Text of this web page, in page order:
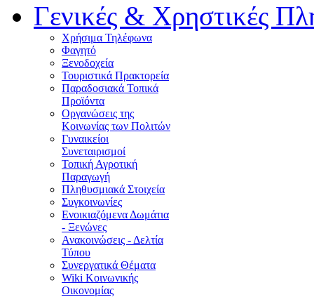
Γενικές & Χρηστικές
Χρήσιμα Τηλέφωνα
Φαγητό
Ξενοδοχεία
Τουριστικά Πρακτορεία
Παραδοσιακά Τοπικά
Προϊόντα
Οργανώσεις της
Κοινωνίας των Πολιτών
Γυναικείοι
Συνεταιρισμοί
Τοπική Αγροτική
Παραγωγή
Πληθυσμιακά Στοιχεία
Συγκοινωνίες
Ενοικιαζόμενα Δωμάτια
- Ξενώνες
Ανακοινώσεις - Δελτία
Τύπου
Συνεργατικά Θέματα
Wiki Κοινωνικής
Οικονομίας